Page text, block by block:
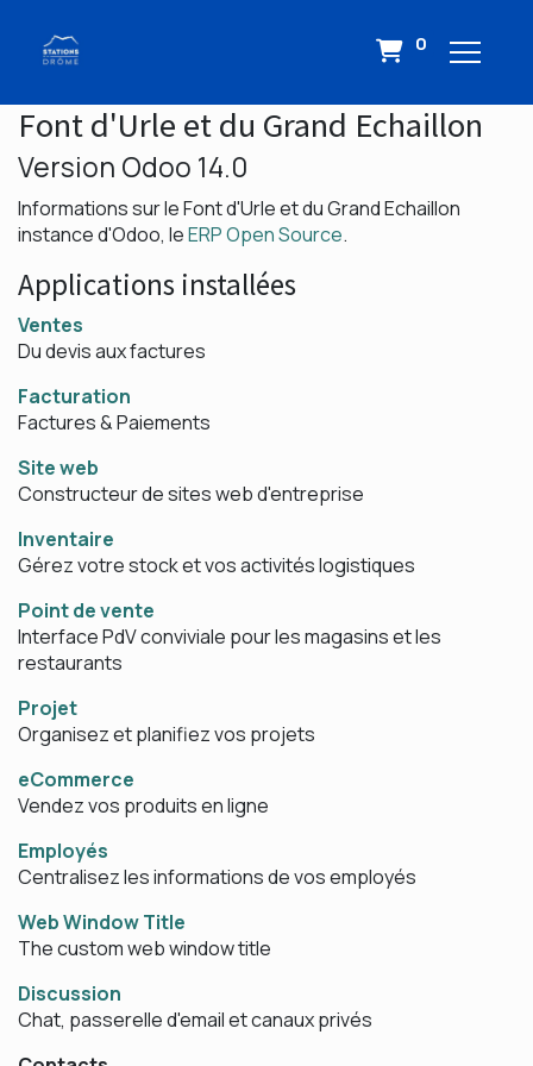
0
Font d'Urle et du Grand Echaillon
Version Odoo 14.0
Informations sur le Font d'Urle et du Grand Echaillon
instance d'Odoo, leERP Open Source.
Applications installées
Ventes
Du devis aux factures
Facturation
Factures & Paiements
Site web
Constructeur de sites web d'entreprise
Inventaire
Gérez votre stock et vos activités logistiques
Point de vente
Interface PdV conviviale pour les magasins et les
restaurants
Projet
Organisez et planifiez vos projets
eCommerce
Vendez vos produits en ligne
Employés
Centralisez les informations de vos employés
Web Window Title
The custom web window title
Discussion
Chat, passerelle d'email et canaux privés